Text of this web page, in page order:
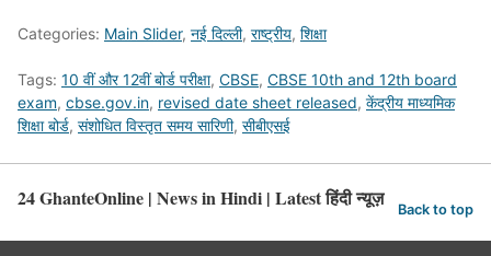
Categories: Main Slider, नई दिल्ली, राष्ट्रीय, शिक्षा
Tags: 10 वीं और 12वीं बोर्ड परीक्षा, CBSE, CBSE 10th and 12th board
exam, cbse.gov.in, revised date sheet released, केंद्रीय माध्यमिक
शिक्षा बोर्ड, संशोधित विस्तृत समय सारिणी, सीबीएसई
24 GhanteOnline | News in Hindi | Latest हिंदी न्यूज़ Back to top